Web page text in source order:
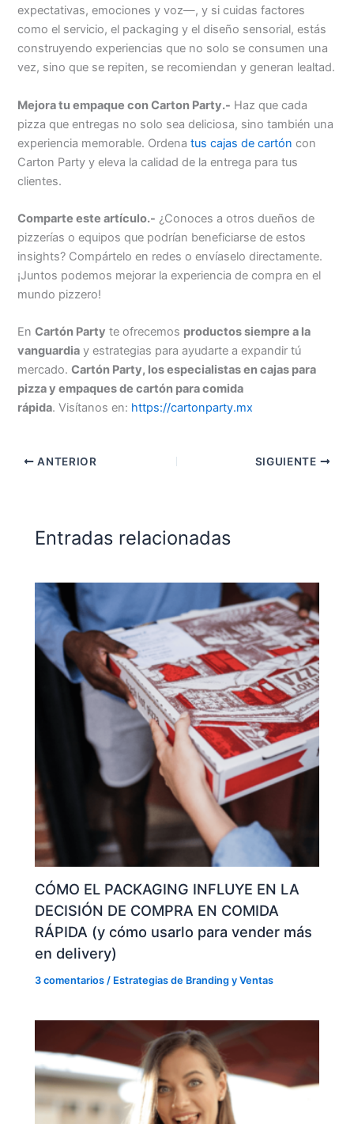
expectativas, emociones y voz—, y si cuidas factores
como el servicio, el packaging y el diseño sensorial, estás
construyendo experiencias que no solo se consumen una
vez, sino que se repiten, se recomiendan y generan lealtad.
Mejora tu empaque con Carton Party.- Haz que cada
pizza que entregas no solo sea deliciosa, sino también una
experiencia memorable. Ordenatus cajas de cartón con
Carton Party y eleva la calidad de la entrega para tus
clientes.
Comparte este artículo.- ¿Conoces a otros dueños de
pizzerías o equipos que podrían beneficiarse de estos
insights? Compártelo en redes o envíaselo directamente.
¡Juntos podemos mejorar la experiencia de compra en el
mundo pizzero!
EnCartón Party te ofrecemos productos siempre a la
vanguardia y estrategias para ayudarte a expandir tú
mercado.Cartón Party, los especialistas en cajas para
pizza y empaques de cartón para comida
rápida. Visítanos en: https://cartonparty.mx
ANTERIOR SIGUIENTE
Entradas relacionadas
CÓMO EL PACKAGING INFLUYE EN LA
DECISIÓN DE COMPRA EN COMIDA
RÁPIDA (y cómo usarlo para vender más
en delivery)
3 comentarios / Estrategias de Branding y Ventas